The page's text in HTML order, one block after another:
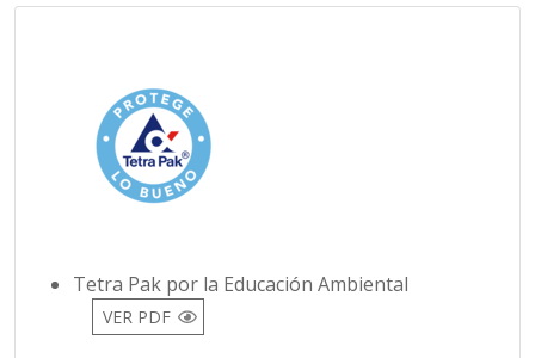
Tetra Pak por la Educación Ambiental
VER PDF